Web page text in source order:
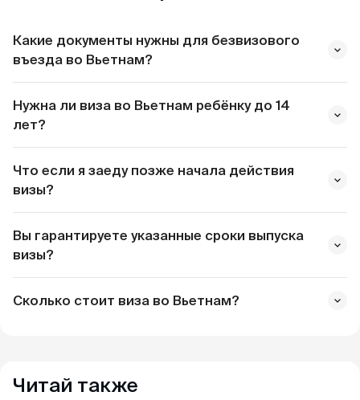
Какие документы нужны для безвизового
въезда во Вьетнам?
Нужна ли виза во Вьетнам ребёнку до 14
лет?
Что если я заеду позже начала действия
визы?
Вы гарантируете указанные сроки выпуска
визы?
Сколько стоит виза во Вьетнам?
Читай также